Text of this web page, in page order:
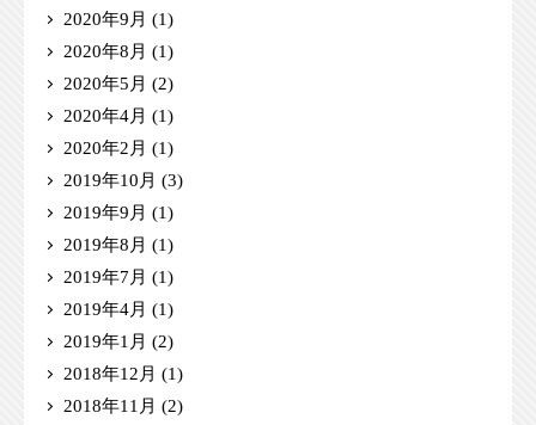
2020年9月 (1)
2020年8月 (1)
2020年5月 (2)
2020年4月 (1)
2020年2月 (1)
2019年10月 (3)
2019年9月 (1)
2019年8月 (1)
2019年7月 (1)
2019年4月 (1)
2019年1月 (2)
2018年12月 (1)
2018年11月 (2)